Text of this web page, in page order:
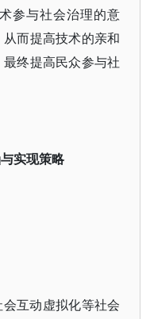
参与社会治理的意
而提高技术的亲和
终提高民众参与社
实现策略
互动虚拟化等社会